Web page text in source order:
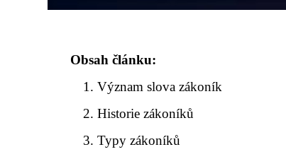
Obsah článku:
Význam slova zákoník
Historie zákoníků
Typy zákoníků